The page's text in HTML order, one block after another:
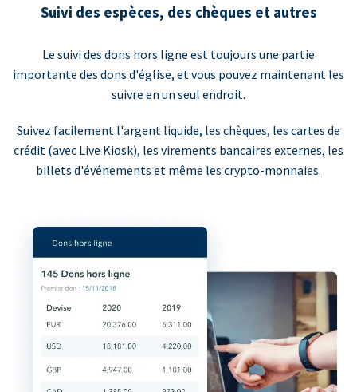
Suivi des espèces, des chèques et autres
Le suivi des dons hors ligne est toujours une partie
importante des dons d'église, et vous pouvez maintenant les
suivre en un seul endroit.
Suivez facilement l'argent liquide, les chèques, les cartes de
crédit (avec Live Kiosk), les virements bancaires externes, les
billets d'événements et même les crypto-monnaies.